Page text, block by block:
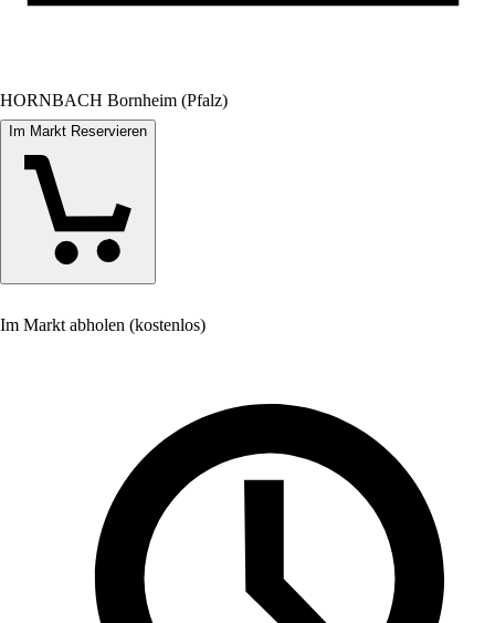
HORNBACH Bornheim (Pfalz)
Im Markt Reservieren
Im Markt abholen (kostenlos)